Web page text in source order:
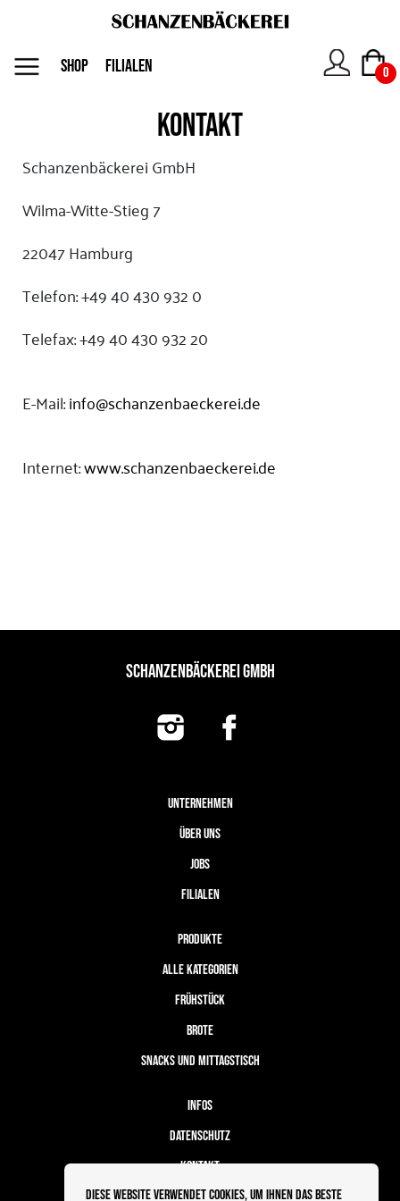
Diese Website verwendet Cookies, um Ihnen das beste
Unternehmen
Jobs
Kontakt
SHOP FILIALEN 0
KONTAKT
Schanzenbäckerei GmbH
Wilma-Witte-Stieg 7
22047 Hamburg
Telefon: +49 40 430 932 0
Telefax: +49 40 430 932 20
E-Mail:info@schanzenbaeckerei.de
Internet:www.schanzenbaeckerei.de
SCHANZENBÄCKEREI GMBH
UNTERNEHMEN
ÜBER UNS
JOBS
FILIALEN
PRODUKTE
ALLE KATEGORIEN
FRÜHSTÜCK
BROTE
SNACKS UND MITTAGSTISCH
INFOS
DATENSCHUTZ
KONTAKT
BESTELLABLAUF